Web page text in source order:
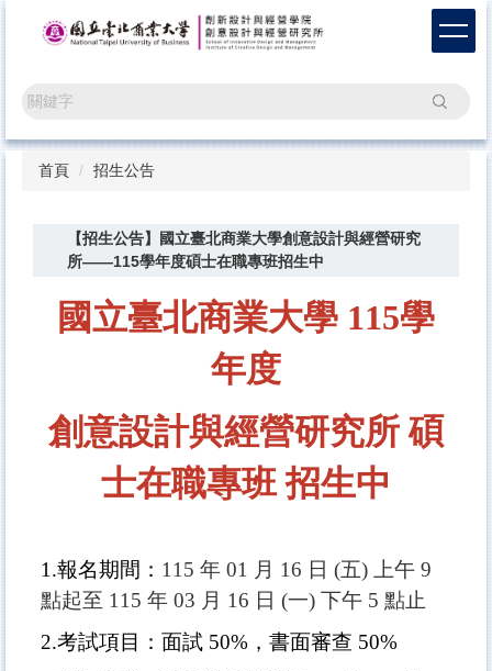
區
搜尋
首頁 招生公告
【招生公告】國立臺北商業大學創意設計與經營研究
所——115學年度碩士在職專班招生中
國立臺北商業大學 115學
年度
創意設計與經營研究所碩
士在職專班招生中
1.報名期間 ： 115 年 01 月 16 日 (五) 上午 9
點起至 115 年 03 月 16 日 (一) 下午 5 點止
2.考試項目
：面試 50%，書面審查 50%